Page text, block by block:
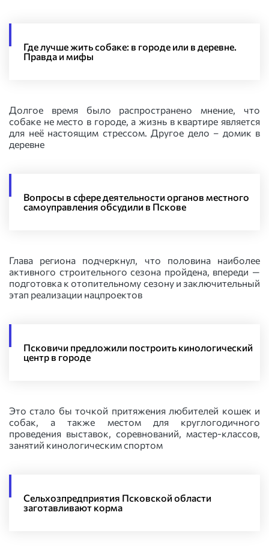
Где лучше жить собаке: в городе или в деревне.
Правда и мифы
Долгое время было распространено мнение, что
собаке не место в городе, а жизнь в квартире является
для неё настоящим стрессом. Другое дело – домик в
деревне
Вопросы в сфере деятельности органов местного
самоуправления обсудили в Пскове
Глава региона подчеркнул, что половина наиболее
активного строительного сезона пройдена, впереди —
подготовка к отопительному сезону и заключительный
этап реализации нацпроектов
Псковичи предложили построить кинологический
центр в городе
Это стало бы точкой притяжения любителей кошек и
собак, а также местом для круглогодичного
проведения выставок, соревнований, мастер-классов,
занятий кинологическим спортом
Сельхозпредприятия Псковской области
заготавливают корма